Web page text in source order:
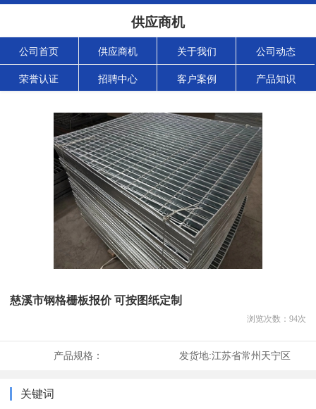
供应商机
公司首页 供应商机 关于我们 公司动态
荣誉认证 招聘中心 客户案例 产品知识
慈溪市钢格栅板报价 可按图纸定制
浏览次数： 94次
产品规格： 发货地:江苏省常州天宁区
关键词